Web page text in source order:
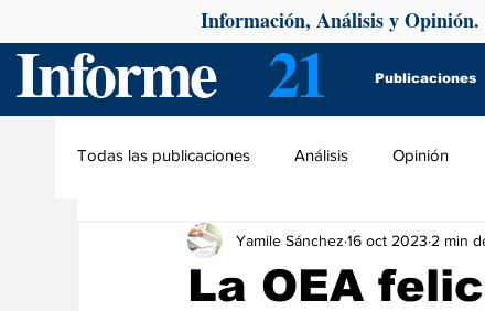
Informe 21 Publicaciones
Información, Análisis y Opinión.
Todas las publicaciones Análisis Opinión
La OEA
Yamile Sánchez 16 oct 2023 2 min